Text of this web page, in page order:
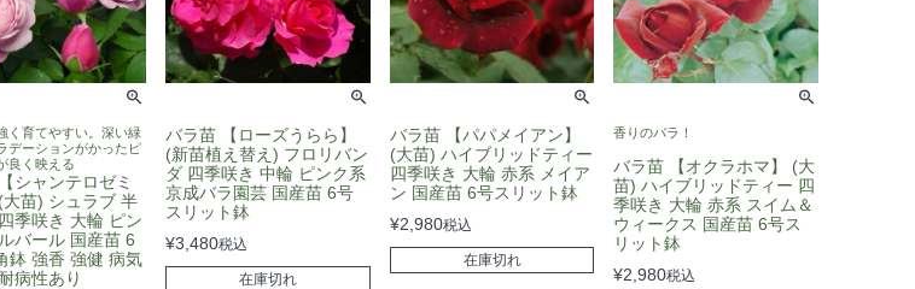
く育てやすい。深い緑
デーションがかったピ
良く映える
シャンテロゼミ
苗) シュラブ 半
季咲き 大輪 ピン
バール 国産苗 6
鉢 強香 強健 病気
病性あり
バラ苗 【ローズうらら】
(新苗植え替え) フロリバン
ダ 四季咲き 中輪 ピンク系
京成バラ園芸 国産苗 6号
スリット鉢
¥3,480税込
在庫切れ
バラ苗 【パパメイアン】
(大苗) ハイブリッドティー
四季咲き 大輪 赤系 メイア
ン 国産苗 6号スリット鉢
¥2,980税込
在庫切れ
香りのバラ！
バラ苗 【オクラホマ】 (大
苗) ハイブリッドティー 四
季咲き 大輪 赤系 スイム＆
ウィークス 国産苗 6号ス
リット鉢
¥2,980税込